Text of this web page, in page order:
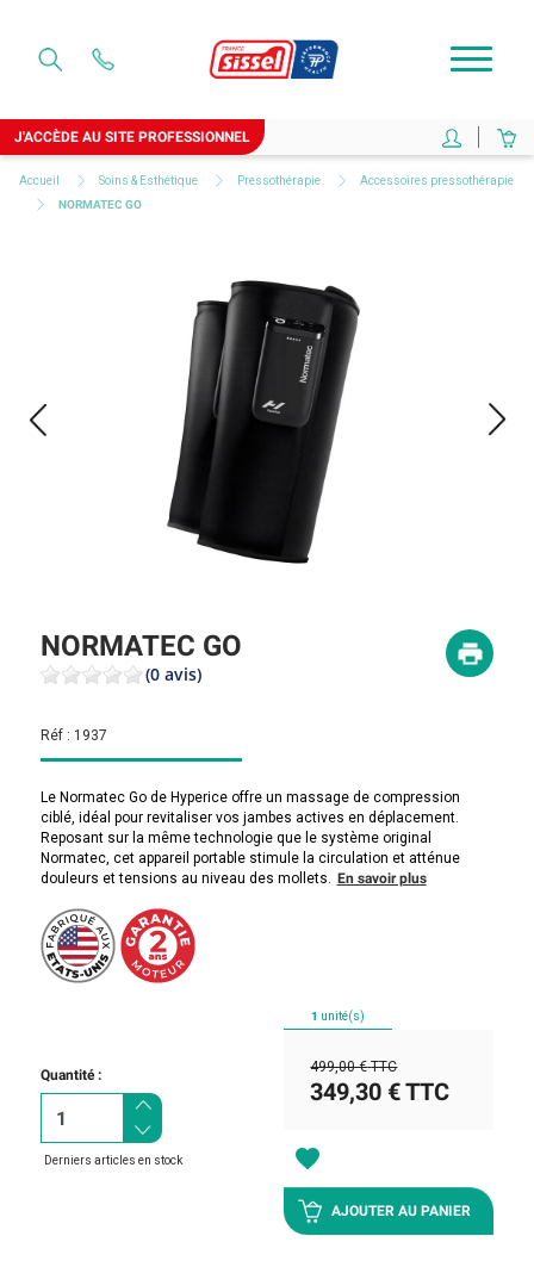
J'ACCÈDE AU SITE PROFESSIONNEL
Accueil Soins & Esthétique Pressothérapie
Accessoires pressothérapie
NORMATEC GO
NORMATEC GO
(0 avis)
Réf : 1937
Le Normatec Go de Hyperice offre un massage de compression
ciblé, idéal pour revitaliser vos jambes actives en déplacement.
Reposant sur la même technologie que le système original
Normatec, cet appareil portable stimule la circulation et atténue
douleurs et tensions au niveau des mollets. En savoir plus
Quantité :
Derniers articles en stock
1 unité(s)
499,00 € TTC
349,30 €TTC
favorite
AJOUTER AU PANIER